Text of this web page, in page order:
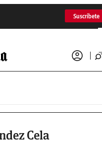
Suscríbete
Cela